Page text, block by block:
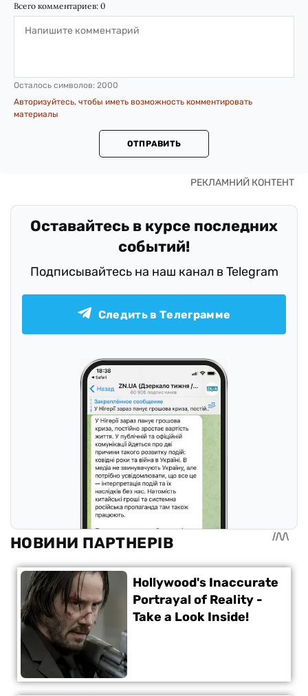
Всего комментариев: 0
Осталось символов: 2000
Авторизуйтесь, чтобы иметь возможность комментировать
материалы
ОТПРАВИТЬ
Оставайтесь в курсе последних
событий!
Подписывайтесь на наш канал в Telegram
Следить в Телеграмме